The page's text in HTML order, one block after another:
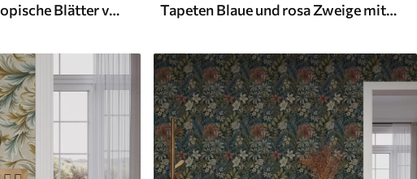
Tapeten Dunkle tropische Blätter vor einem dunklen Hintergrund Tapeten Blaue und rosa Zweige mit Vögeln auf cremefarbenem Hintergrund